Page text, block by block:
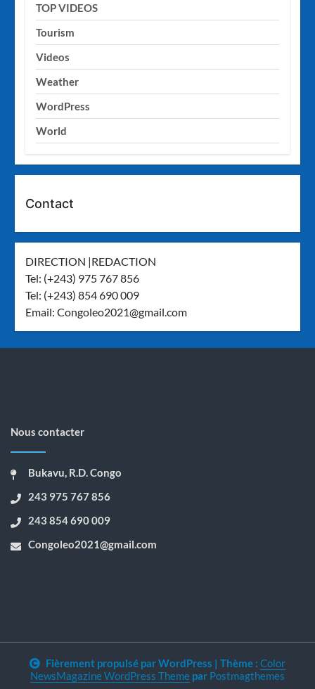
TOP VIDEOS
Tourism
Videos
Weather
WordPress
World
Contact
DIRECTION |REDACTION
Tel: (+243) 975 767 856
Tel: (+243) 854 690 009
Email:Congoleo2021@gmail.com
Nous contacter
Bukavu, R.D. Congo
243 975 767 856
243 854 690 009
Congoleo2021@gmail.com
Fièrement propulsé par WordPress | Thème : Color
NewsMagazine WordPress Theme par Postmagthemes